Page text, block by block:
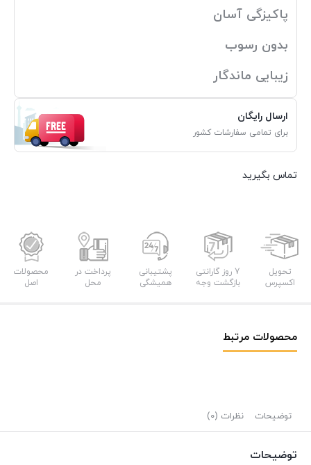
پاکیزگی آسان
بدون رسوب
زیبایی ماندگار
ارسال رایگان
برای تمامی سفارشات کشور
تماس بگیرید
تحویل
اکسپرس
7 روز گارانتی
بازگشت وجه
پشتیبانی
همیشگی
پرداخت در
محل
محصولات
اصل
محصولات مرتبط
توضیحات نظرات (0)
توضیحات